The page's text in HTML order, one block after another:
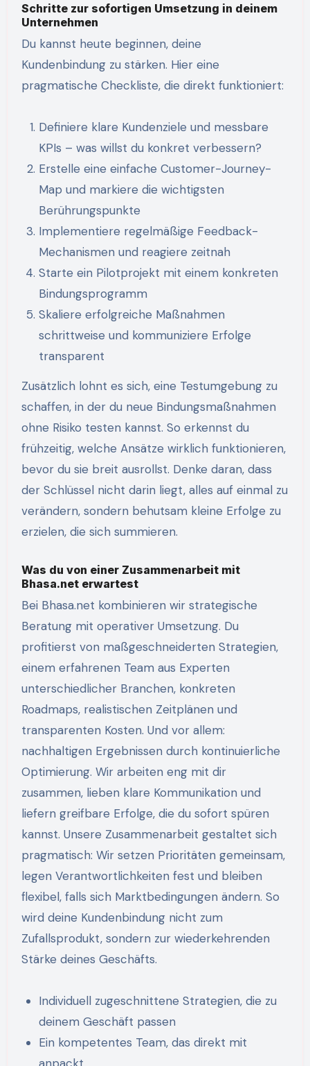
Schritte zur sofortigen Umsetzung in deinem
Unternehmen
Du kannst heute beginnen, deine
Kundenbindung zu stärken. Hier eine
pragmatische Checkliste, die direkt funktioniert:
Definiere klare Kundenziele und messbare
KPIs – was willst du konkret verbessern?
Erstelle eine einfache Customer-Journey-
Map und markiere die wichtigsten
Berührungspunkte
Implementiere regelmäßige Feedback-
Mechanismen und reagiere zeitnah
Starte ein Pilotprojekt mit einem konkreten
Bindungsprogramm
Skaliere erfolgreiche Maßnahmen
schrittweise und kommuniziere Erfolge
transparent
Zusätzlich lohnt es sich, eine Testumgebung zu
schaffen, in der du neue Bindungsmaßnahmen
ohne Risiko testen kannst. So erkennst du
frühzeitig, welche Ansätze wirklich funktionieren,
bevor du sie breit ausrollst. Denke daran, dass
der Schlüssel nicht darin liegt, alles auf einmal zu
verändern, sondern behutsam kleine Erfolge zu
erzielen, die sich summieren.
Was du von einer Zusammenarbeit mit
Bhasa.net erwartest
Bei Bhasa.net kombinieren wir strategische
Beratung mit operativer Umsetzung. Du
profitierst von maßgeschneiderten Strategien,
einem erfahrenen Team aus Experten
unterschiedlicher Branchen, konkreten
Roadmaps, realistischen Zeitplänen und
transparenten Kosten. Und vor allem:
nachhaltigen Ergebnissen durch kontinuierliche
Optimierung. Wir arbeiten eng mit dir
zusammen, lieben klare Kommunikation und
liefern greifbare Erfolge, die du sofort spüren
kannst. Unsere Zusammenarbeit gestaltet sich
pragmatisch: Wir setzen Prioritäten gemeinsam,
legen Verantwortlichkeiten fest und bleiben
flexibel, falls sich Marktbedingungen ändern. So
wird deine Kundenbindung nicht zum
Zufallsprodukt, sondern zur wiederkehrenden
Stärke deines Geschäfts.
Individuell zugeschnittene Strategien, die zu
deinem Geschäft passen
Ein kompetentes Team, das direkt mit